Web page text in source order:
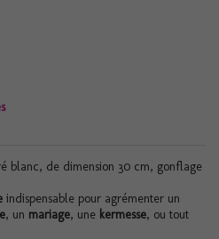
blanc, de dimension 30 cm, gonflage
indispensable pour agrémenter un
, un mariage, une kermesse, ou tout